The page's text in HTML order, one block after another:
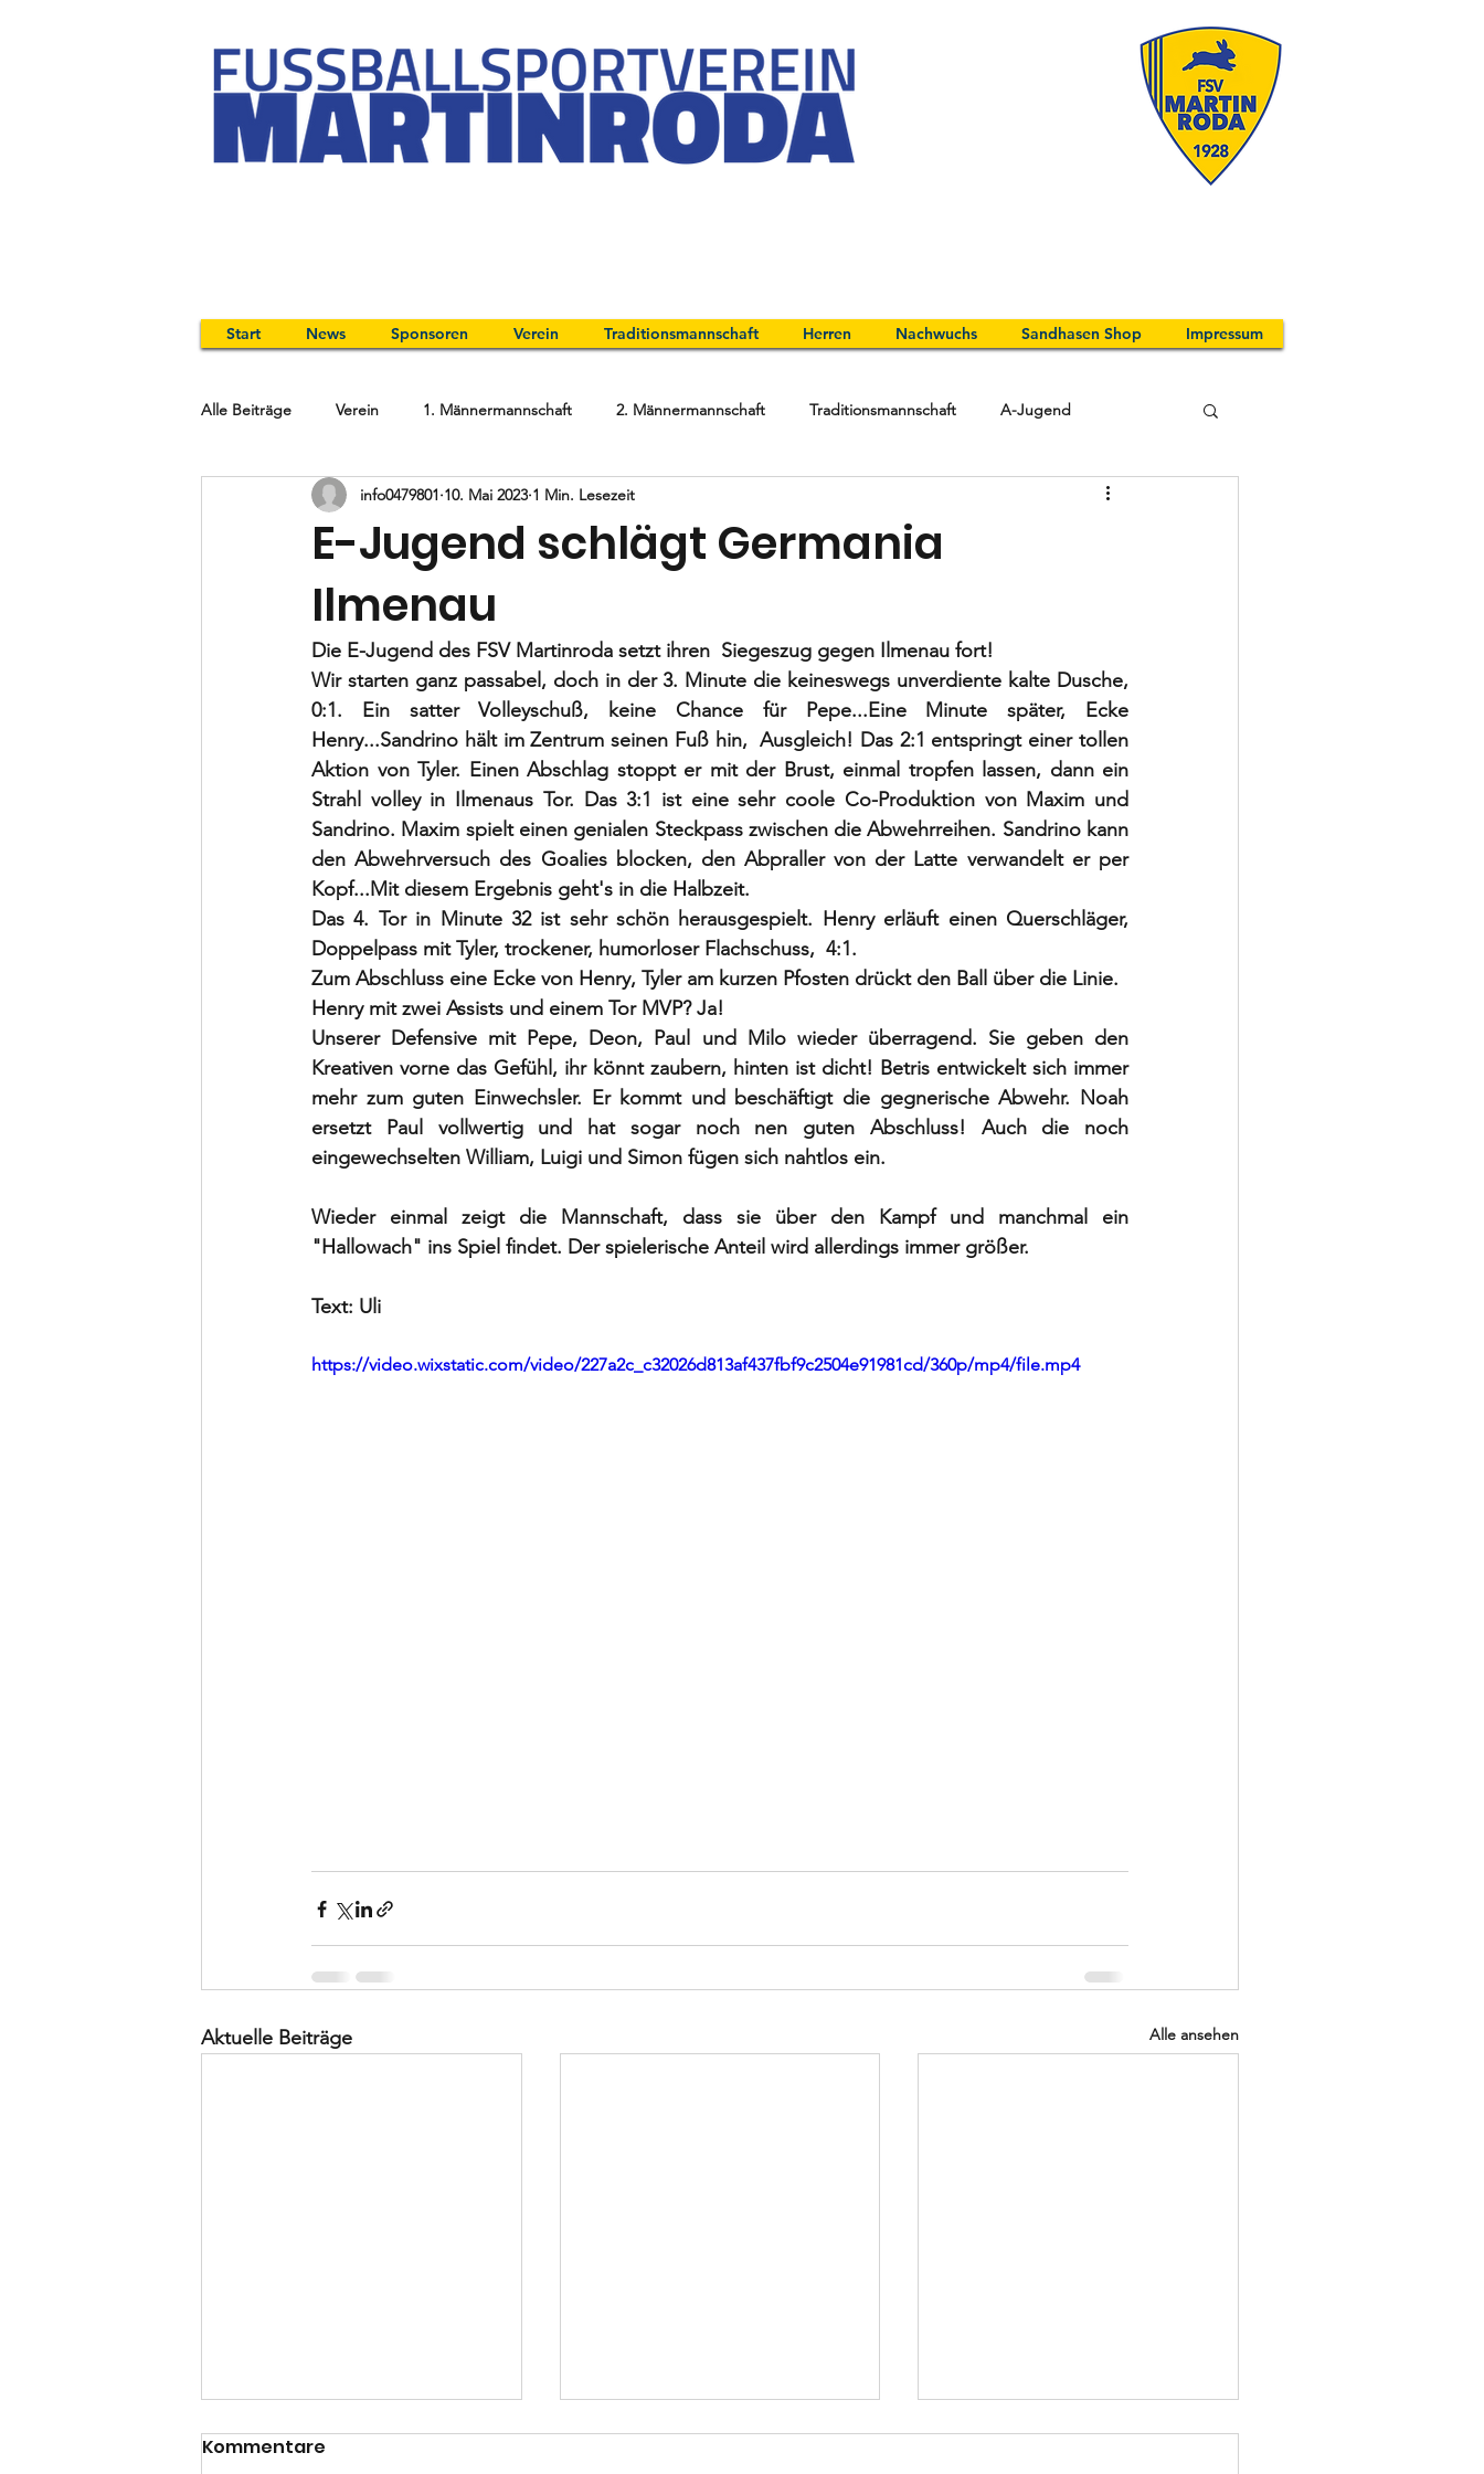
Start News Sponsoren Verein Traditionsmannschaft Herren Nachwuchs Sandhasen Shop Impressum
Alle Beiträge Verein 1. Männermannschaft 2. Männermannschaft Traditionsmannschaft A-Jugend
B-Jugend C-Jugend D-Jugend E-Jugend
E-Jugend schlägt Germania
Ilmenau
info0479801 10. Mai 2023 1 Min. Lesezeit
Die E-Jugend des FSV Martinroda setzt ihren  Siegeszug gegen Ilmenau fort!
Wir starten ganz passabel, doch in der 3. Minute die keineswegs unverdiente kalte Dusche,
0:1. Ein satter Volleyschuß, keine Chance für Pepe...Eine Minute später, Ecke
Henry...Sandrino hält im Zentrum seinen Fuß hin,  Ausgleich! Das 2:1 entspringt einer tollen
Aktion von Tyler. Einen Abschlag stoppt er mit der Brust, einmal tropfen lassen, dann ein
Strahl volley in Ilmenaus Tor. Das 3:1 ist eine sehr coole Co-Produktion von Maxim und
Sandrino. Maxim spielt einen genialen Steckpass zwischen die Abwehrreihen. Sandrino kann
den Abwehrversuch des Goalies blocken, den Abpraller von der Latte verwandelt er per
Kopf...Mit diesem Ergebnis geht's in die Halbzeit.
Das 4. Tor in Minute 32 ist sehr schön herausgespielt. Henry erläuft einen Querschläger,
Doppelpass mit Tyler, trockener, humorloser Flachschuss,  4:1.
Zum Abschluss eine Ecke von Henry, Tyler am kurzen Pfosten drückt den Ball über die Linie.
Henry mit zwei Assists und einem Tor MVP? Ja!
Unserer Defensive mit Pepe, Deon, Paul und Milo wieder überragend. Sie geben den
Kreativen vorne das Gefühl, ihr könnt zaubern, hinten ist dicht! Betris entwickelt sich immer
mehr zum guten Einwechsler. Er kommt und beschäftigt die gegnerische Abwehr. Noah
ersetzt Paul vollwertig und hat sogar noch nen guten Abschluss! Auch die noch
eingewechselten William, Luigi und Simon fügen sich nahtlos ein.
Wieder einmal zeigt die Mannschaft, dass sie über den Kampf und manchmal ein
"Hallowach" ins Spiel findet. Der spielerische Anteil wird allerdings immer größer.
Text: Uli
https://video.wixstatic.com/video/227a2c_c32026d813af437fbf9c2504e91981cd/360p/mp4/file.mp4
Aktuelle Beiträge Alle ansehen
Kommentare